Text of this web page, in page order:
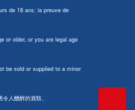
de 18 ans; la preuve de
or older, or you are legal age
be sold or supplied to a minor
人醺醉的酒類。